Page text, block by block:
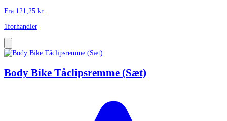
Fra 121,25 kr.
1forhandler
Body Bike Tåclipsremme (Sæt)